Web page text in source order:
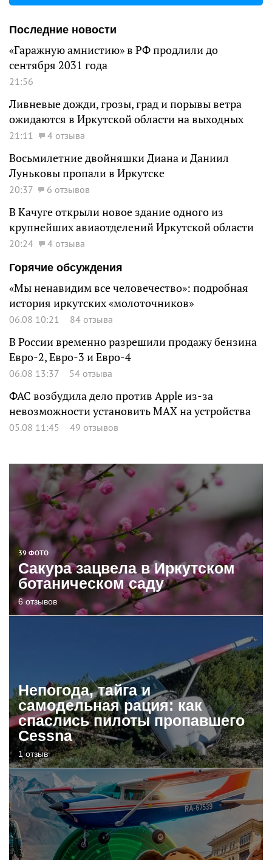
Последние новости
«Гаражную амнистию» в РФ продлили до
сентября 2031 года
21:56
Ливневые дожди, грозы, град и порывы ветра
ожидаются в Иркутской области на выходных
21:11 4 отзыва
Восьмилетние двойняшки Диана и Даниил
Луньковы пропали в Иркутске
20:37 6 отзывов
В Качуге открыли новое здание одного из
крупнейших авиаотделений Иркутской области
20:24
4 отзыва
Горячие обсуждения
«Мы ненавидим все человечество»: подробная
история иркутских «молоточников»
06.08 10:21 84 отзыва
В России временно разрешили продажу бензина
Евро-2, Евро-3 и Евро-4
06.08 13:37 54 отзыва
ФАС возбудила дело против Apple из-за
невозможности установить MAX на устройства
05.08 11:45 49 отзывов
39 ФОТО
Сакура зацвела в Иркутском
ботаническом саду
6 отзывов
Непогода, тайга и
самодельная рация: как
спаслись пилоты пропавшего
Cessna
1 отзыв